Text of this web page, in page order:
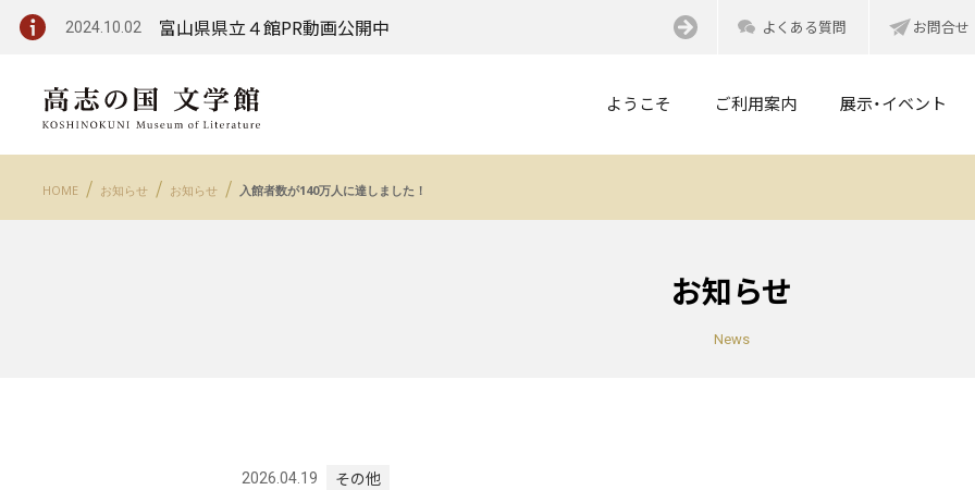
2024.10.02 富山県県立４館PR動画公開中 よくある質問 お問合せ
ようこそ ご利用案内 展示・イベント
HOME お知らせ お知らせ 入館者数が140万人に達しました！
お知らせ
News
2026.04.19 その他